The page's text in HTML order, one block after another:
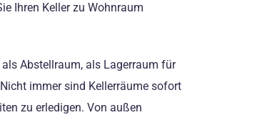
Ihren Keller zu Wohnraum
Abstellraum, als Lagerraum für
immer sind Kellerräume sofort
zu erledigen. Von außen